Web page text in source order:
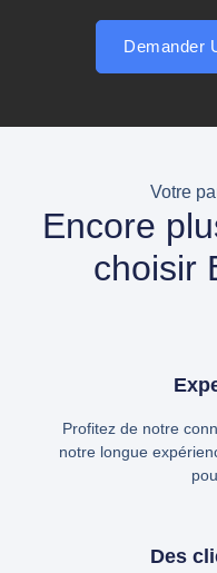
Demander
Votre
Encore
choisir
Profitez de notre
notre longue
Des